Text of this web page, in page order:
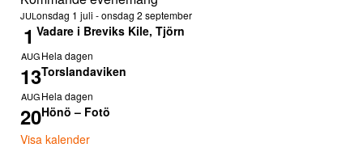
JUL
1
onsdag 1 juli -onsdag 2 september
Vadare i Breviks Kile, Tjörn
AUG
13
Hela dagen
Torslandaviken
AUG
20
Hela dagen
Hönö – Fotö
Visa kalender